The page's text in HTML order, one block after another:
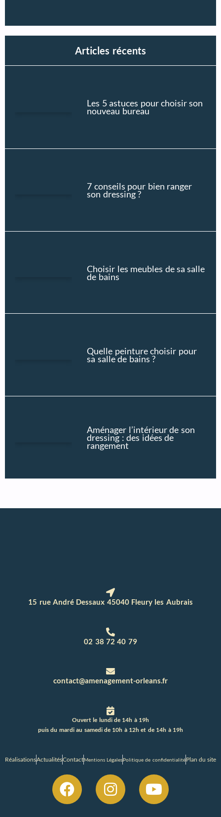
Articles récents
Les 5 astuces pour choisir son
nouveau bureau
7 conseils pour bien ranger
son dressing ?
Choisir les meubles de sa salle
de bains
Quelle peinture choisir pour
sa salle de bains ?
Aménager l’intérieur de son
dressing : des idées de
rangement
15 rue André Dessaux 45040 Fleury les Aubrais
02 38 72 40 79
contact@amenagement-orleans.fr
Ouvert le lundi de 14h à 19h
puis du mardi au samedi de 10h à 12h et de 14h à 19h
RéalisationsActualitésContactMentions LégalesPolitique de confidentialitéPlan du site